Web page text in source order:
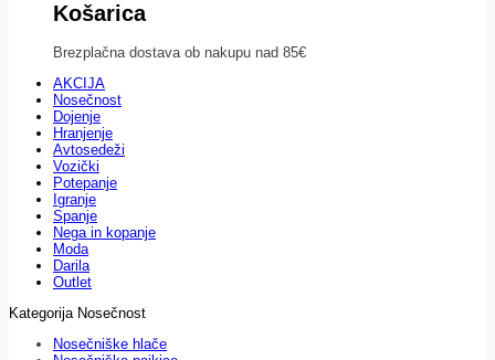
Košarica
Brezplačna dostava ob nakupu nad 85€
AKCIJA
Nosečnost
Dojenje
Hranjenje
Avtosedeži
Vozički
Potepanje
Igranje
Spanje
Nega in kopanje
Moda
Darila
Outlet
Kategorija Nosečnost
Nosečniške hlače